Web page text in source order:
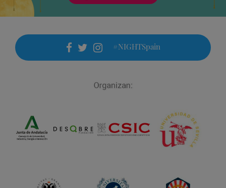
facebook
twitter
instagram
#NIGHTSpain